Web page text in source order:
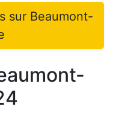
sur Beaumont-